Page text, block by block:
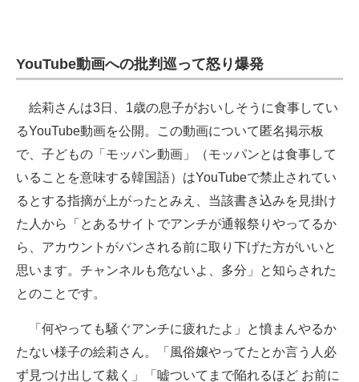
YouTube動画への批判巡って怒り爆発
絵莉さんは3日、1歳の息子がおいしそうに食事してい
るYouTube動画を公開。この動画について匿名掲示板
で、子どもの「モッパン動画」（モッパンとは食事して
いることを意味する韓国語）はYouTubeで禁止されてい
るとする指摘が上がったとみえ、当該書き込みを見掛け
た人から「とあるサイトでアンチが通報祭りやってるか
ら、アカウントがバンされる前に取り下げた方がいいと
思います。チャンネルも危ないよ、多分」と知らされた
とのことです。
「何やっても騒ぐアンチに疲れたよ」と憤まんやるか
たない様子の絵莉さん。「風俗嬢やってたとか言う人必
ず見つけ出して裁く」「嘘ついてまで陥れるほど お前に